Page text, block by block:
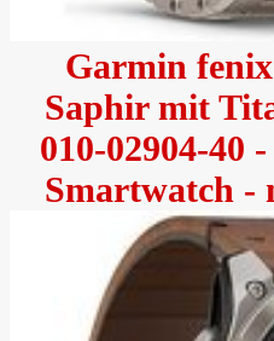
Garmin
Saphir mit
010-02904-40
Smartwatch -